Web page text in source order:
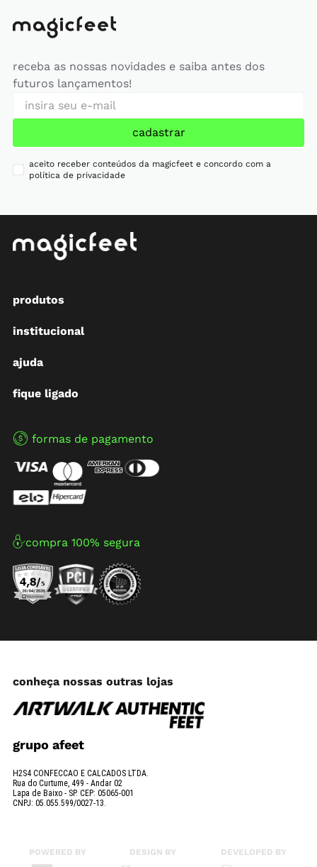
receba as nossas novidades e saiba antes dos
futuros lançamentos!
cadastrar
aceito receber conteúdos da magicfeet e concordo com a
política de privacidade
produtos
institucional
ajuda
fique ligado
formas de pagamento
compra 100% segura
conheça nossas outras lojas
grupo afeet
H2S4 CONFECCAO E CALCADOS LTDA.
Rua do Curtume, 499 - Andar 02
Lapa de Baixo - SP. CEP: 05065-001
CNPJ: 05.055.599/0027-13.
POWERED BY DESIGN BY DEVELOPED BY